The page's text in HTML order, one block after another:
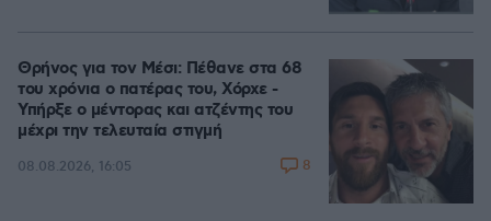
Θρήνος για τον Μέσι: Πέθανε στα 68
του χρόνια ο πατέρας του, Χόρχε -
Υπήρξε ο μέντορας και ατζέντης του
μέχρι την τελευταία στιγμή
08.08.2026, 16:05 8